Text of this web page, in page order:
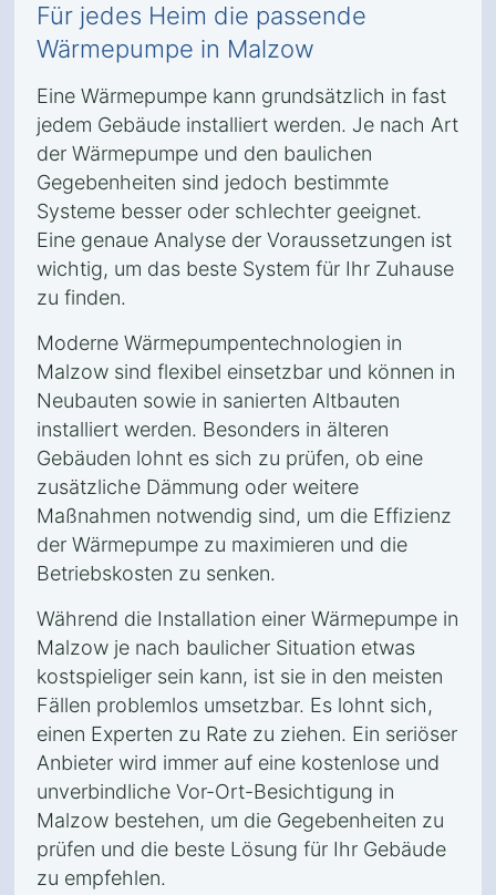
Für jedes Heim die passende
Wärmepumpe in Malzow
Eine Wärmepumpe kann grundsätzlich in fast
jedem Gebäude installiert werden. Je nach Art
der Wärmepumpe und den baulichen
Gegebenheiten sind jedoch bestimmte
Systeme besser oder schlechter geeignet.
Eine genaue Analyse der Voraussetzungen ist
wichtig, um das beste System für Ihr Zuhause
zu finden.
Moderne Wärmepumpentechnologien in
Malzow sind flexibel einsetzbar und können in
Neubauten sowie in sanierten Altbauten
installiert werden. Besonders in älteren
Gebäuden lohnt es sich zu prüfen, ob eine
zusätzliche Dämmung oder weitere
Maßnahmen notwendig sind, um die Effizienz
der Wärmepumpe zu maximieren und die
Betriebskosten zu senken.
Während die Installation einer Wärmepumpe in
Malzow je nach baulicher Situation etwas
kostspieliger sein kann, ist sie in den meisten
Fällen problemlos umsetzbar. Es lohnt sich,
einen Experten zu Rate zu ziehen. Ein seriöser
Anbieter wird immer auf eine kostenlose und
unverbindliche Vor-Ort-Besichtigung in
Malzow bestehen, um die Gegebenheiten zu
prüfen und die beste Lösung für Ihr Gebäude
zu empfehlen.